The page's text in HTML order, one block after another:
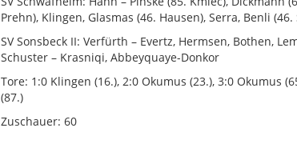
Prehn), Klingen, Glasmas (46. Hausen), Serra, Benli
SV Sonsbeck II: Verfürth – Evertz, Hermsen, Bothen,
Schuster – Krasniqi, Abbeyquaye-Donkor
Tore: 1:0 Klingen (16.), 2:0 Okumus (23.), 3:0 Okumus
(87.)
Zuschauer: 60